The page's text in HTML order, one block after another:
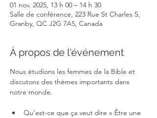
01 nov. 2025, 13 h 00 – 14 h 30
Salle de conférence, 223 Rue St Charles S,
Granby, QC J2G 7A5, Canada
À propos de l'événement
Nous étudions les femmes de la Bible et
discutons des thèmes importants dans
notre monde.
Qu’est-ce que ça veut dire « Être une